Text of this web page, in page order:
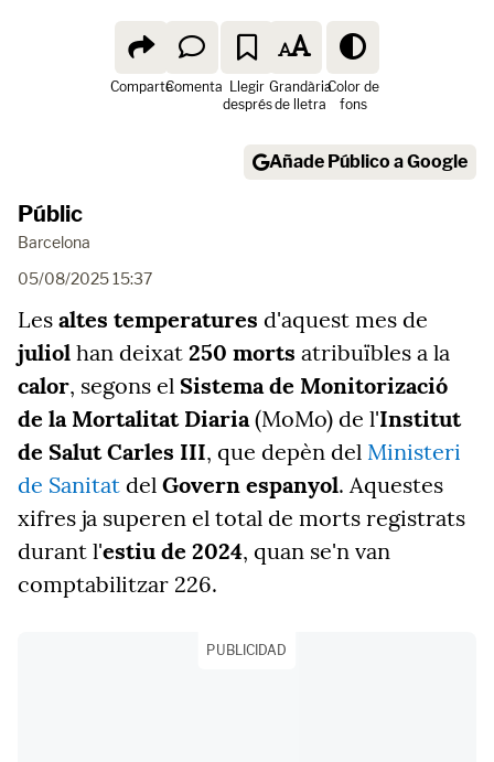
ComparteComenta Llegir
després
Grandària
de lletra
Color de
fons
Añade Público a Google
Públic
Barcelona
05/08/2025 15:37
Les altes temperatures d'aquest mes de
juliol han deixat 250 morts atribuïbles a la
calor, segons el Sistema de Monitorizació
de la Mortalitat Diaria(MoMo) de l'Institut
de Salut Carles III, que depèn del Ministeri
de Sanitat del Govern espanyol. Aquestes
xifres ja superen el total de morts registrats
durant l'estiu de 2024, quan se'n van
comptabilitzar 226.
PUBLICIDAD